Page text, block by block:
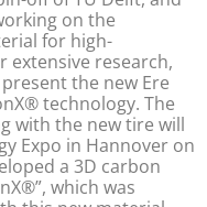
on the
for high-
extensive research,
the new Ere
technology. The
with the new tire will
Expo in Hannover on
a 3D carbon
which was